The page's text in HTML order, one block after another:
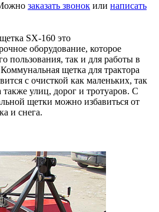
заказать звонок или написать
SX-160 это
оборудование, которое
пользования, так и для работы в
щетка для трактора
с очисткой как маленьких, так
улиц, дорог и тротуаров. С
щетки можно избавиться от
и снега.